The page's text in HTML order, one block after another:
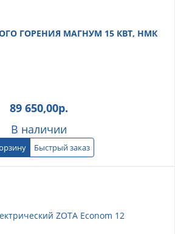
ГОРЕНИЯ МАГНУМ 15 КВТ, НМК
89 650,00р.
В наличии
Быстрый заказ